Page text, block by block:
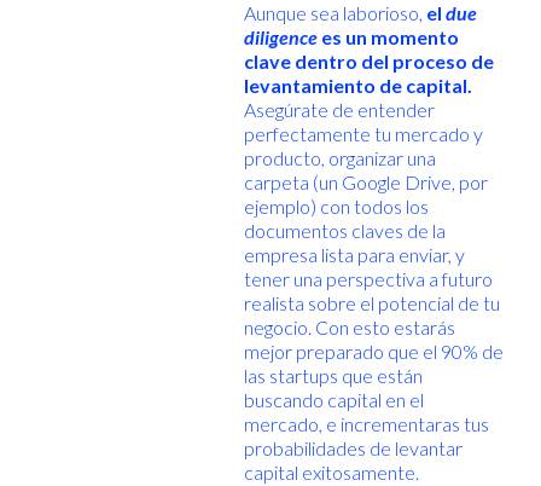
Aunque sea laborioso, eldue
diligence es un momento
clave dentro del proceso de
levantamiento de capital.
Asegúrate de entender
perfectamente tu mercado y
producto, organizar una
carpeta (un Google Drive, por
ejemplo) con todos los
documentos claves de la
empresa lista para enviar, y
tener una perspectiva a futuro
realista sobre el potencial de tu
negocio. Con esto estarás
mejor preparado que el 90% de
las startups que están
buscando capital en el
mercado, e incrementaras tus
probabilidades de levantar
capital exitosamente.